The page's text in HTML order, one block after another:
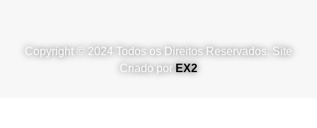
Copyright © 2024 Todos os Direitos Reservados. Site
Criado por EX2